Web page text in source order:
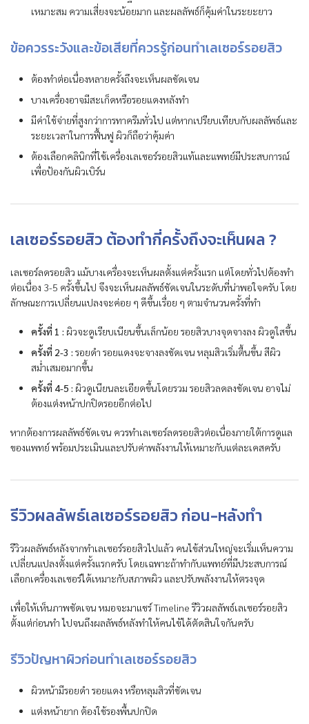
เหมาะสม ความเสี่ยงจะน้อยมาก และผลลัพธ์ก็คุ้มค่าในระยะยาว
ข้อควรระวังและข้อเสียที่ควรรู้ก่อนทำเลเซอร์รอยสิว
ต้องทำต่อเนื่องหลายครั้งถึงจะเห็นผลชัดเจน
บางเครื่องอาจมีสะเก็ดหรือรอยแดงหลังทำ
มีค่าใช้จ่ายที่สูงกว่าการทาครีมทั่วไป แต่หากเปรียบเทียบกับผลลัพธ์และ
ระยะเวลาในการฟื้นฟู ผิวก็ถือว่าคุ้มค่า
ต้องเลือกคลินิกที่ใช้เครื่องเลเซอร์รอยสิวแท้และแพทย์มีประสบการณ์
เพื่อป้องกันผิวเบิร์น
เลเซอร์รอยสิว ต้องทำกี่ครั้งถึงจะเห็นผล ?
เลเซอร์ลดรอยสิว แม้บางเครื่องจะเห็นผลตั้งแต่ครั้งแรก แต่โดยทั่วไปต้องทำ
ต่อเนื่อง 3-5 ครั้งขึ้นไป จึงจะเห็นผลลัพธ์ชัดเจนในระดับที่น่าพอใจครับ โดย
ลักษณะการเปลี่ยนแปลงจะค่อย ๆ ดีขึ้นเรื่อย ๆ ตามจำนวนครั้งที่ทำ
ครั้งที่ 1 : ผิวจะดูเรียบเนียนขึ้นเล็กน้อย รอยสิวบางจุดจางลง ผิวดูใสขึ้น
ครั้งที่ 2-3 : รอยดำ รอยแดงจะจางลงชัดเจน หลุมสิวเริ่มตื้นขึ้น สีผิว
สม่ำเสมอมากขึ้น
ครั้งที่ 4-5 : ผิวดูเนียนละเอียดขึ้นโดยรวม รอยสิวลดลงชัดเจน อาจไม่
ต้องแต่งหน้าปกปิดรอยอีกต่อไป
หากต้องการผลลัพธ์ชัดเจน ควรทำเลเซอร์ลดรอยสิวต่อเนื่องภายใต้การดูแล
ของแพทย์ พร้อมประเมินและปรับค่าพลังงานให้เหมาะกับแต่ละเคสครับ
รีวิวผลลัพธ์เลเซอร์รอยสิว ก่อน-หลังทำ
รีวิวผลลัพธ์หลังจากทำเลเซอร์รอยสิวไปแล้ว คนไข้ส่วนใหญ่จะเริ่มเห็นความ
เปลี่ยนแปลงตั้งแต่ครั้งแรกครับ โดยเฉพาะถ้าทำกับแพทย์ที่มีประสบการณ์
เลือกเครื่องเลเซอร์ได้เหมาะกับสภาพผิว และปรับพลังงานให้ตรงจุด
เพื่อให้เห็นภาพชัดเจน หมอจะมาแชร์ Timeline รีวิวผลลัพธ์เลเซอร์รอยสิว
ตั้งแต่ก่อนทำ ไปจนถึงผลลัพธ์หลังทำให้คนไข้ได้ตัดสินใจกันครับ
รีวิวปัญหาผิวก่อนทำเลเซอร์รอยสิว
ผิวหน้ามีรอยดำ รอยแดง หรือหลุมสิวที่ชัดเจน
แต่งหน้ายาก ต้องใช้รองพื้นปกปิด